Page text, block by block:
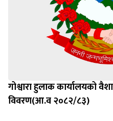
गोश्वारा हुलाक कार्यालयको
विवरण(आ.व २०८२/८३)